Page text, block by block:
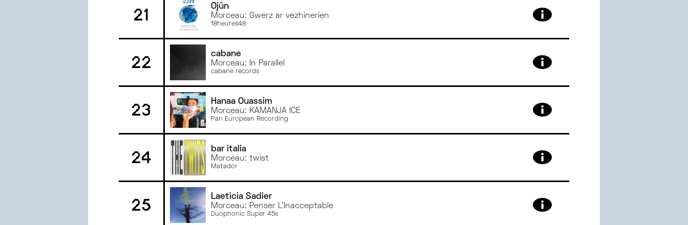
21 Ojûn
Morceau: Gwerz ar vezhinerien
18heures48
22 cabane
Morceau: In Parallel
cabane records
23 Hanaa Ouassim
Morceau: KAMANJA ICE
Pan European Recording
24 bar italia
Morceau: twist
Matador
25 Laeticia Sadier
Morceau: Penser L'Inacceptable
Duophonic Super 45s